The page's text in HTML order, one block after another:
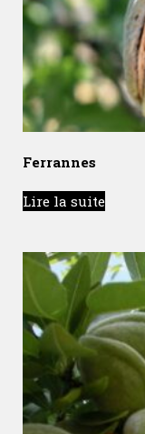
Ferrannes
Lire la suite